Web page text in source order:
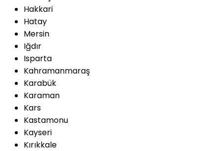
Hakkari
Hatay
Mersin
Iğdır
Isparta
Kahramanmaraş
Karabük
Karaman
Kars
Kastamonu
Kayseri
Kırıkkale